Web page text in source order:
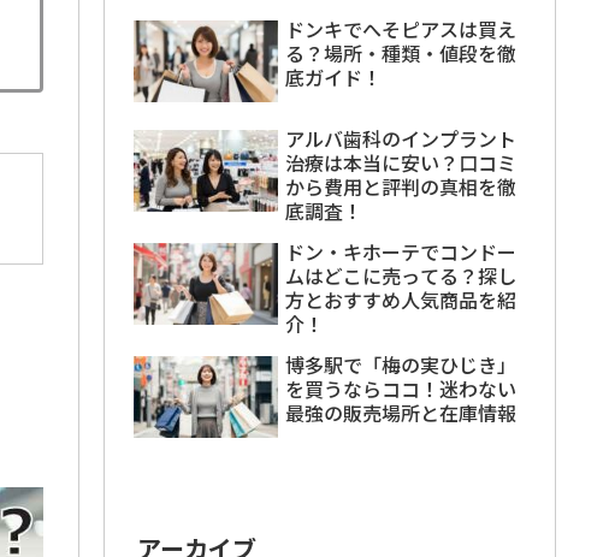
ドンキでへそピアスは買え
る？場所・種類・値段を徹
底ガイド！
アルバ歯科のインプラント
治療は本当に安い？口コミ
から費用と評判の真相を徹
底調査！
ドン・キホーテでコンドー
ムはどこに売ってる？探し
方とおすすめ人気商品を紹
介！
博多駅で「梅の実ひじき」
を買うならココ！迷わない
最強の販売場所と在庫情報
アーカイブ